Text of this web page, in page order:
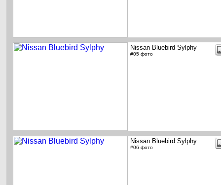
Nissan Bluebird Sylphy
#05 фото
Nissan Bluebird Sylphy
#06 фото